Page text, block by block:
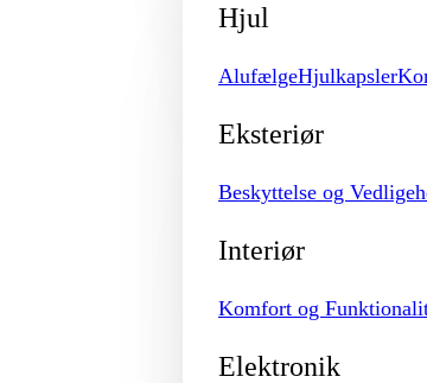
Hjul
AlufælgeHjulkapsler
Eksteriør
Beskyttelse og
Interiør
Komfort og
Elektronik